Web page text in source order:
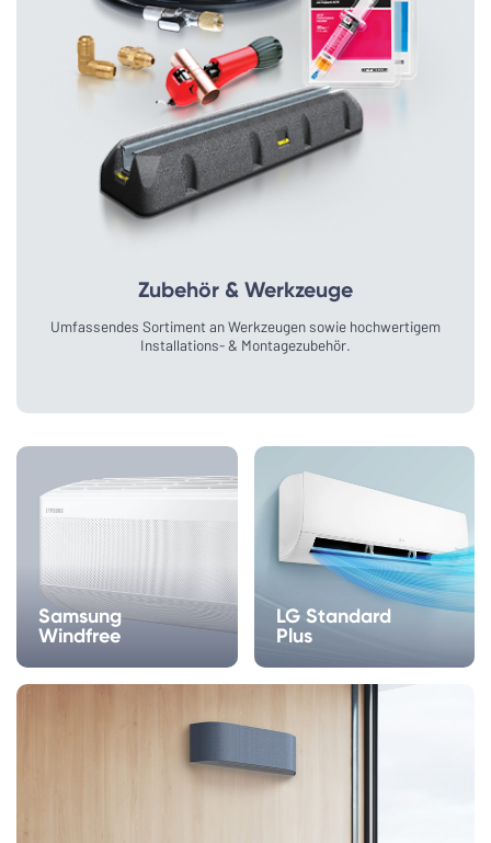
Zubehör & Werkzeuge
Umfassendes Sortiment an Werkzeugen sowie hochwertigem
Installations- & Montagezubehör.
Samsung
Windfree
LG Standard
Plus